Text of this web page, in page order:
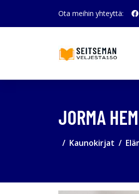
Ota meihin yhteyttä:
JORMA
Kaunokirjat